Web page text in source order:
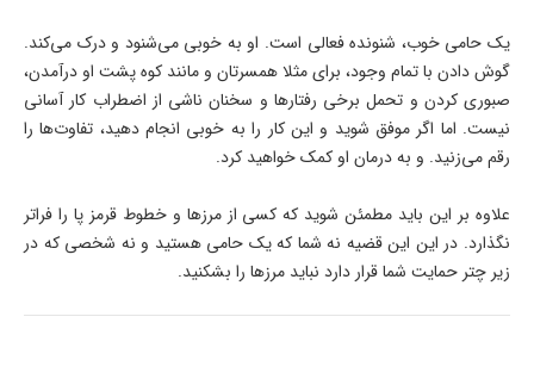
یک حامی خوب، شنونده فعالی است. او به خوبی می‌شنود و درک می‌کند.
گوش دادن با تمام وجود، برای مثلا همسرتان و مانند کوه پشت او درآمدن،
صبوری کردن و تحمل برخی رفتارها و سخنان ناشی از اضطراب کار آسانی
نیست. اما اگر موفق شوید و این کار را به خوبی انجام دهید، تفاوت‌ها را
رقم می‌زنید. و به درمان او کمک خواهید کرد.
علاوه بر این باید مطمئن شوید که کسی از مرزها و خطوط قرمز پا را فراتر
نگذارد. در این این قضیه نه شما که یک حامی هستید و نه شخصی که در
زیر چتر حمایت شما قرار دارد نباید مرزها را بشکنید.